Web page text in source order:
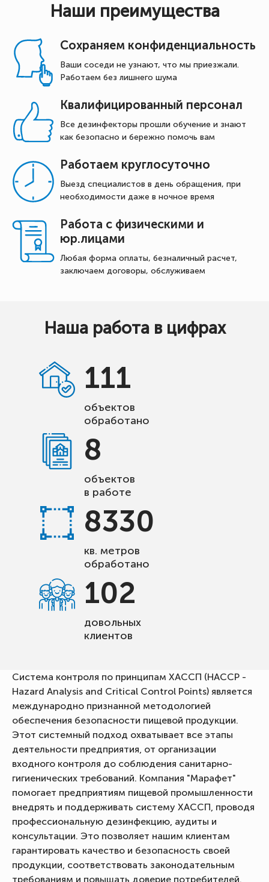
Наши преимущества
Сохраняем конфиденциальность
Ваши соседи не узнают, что мы приезжали.
Работаем без лишнего шума
Квалифицированный персонал
Все дезинфекторы прошли обучение и знают
как безопасно и бережно помочь вам
Работаем круглосуточно
Выезд специалистов в день обращения, при
необходимости даже в ночное время
Работа с физическими и
юр.лицами
Любая форма оплаты, безналичный расчет,
заключаем договоры, обслуживаем
Наша работа в цифрах
111
объектов
обработано
8
объектов
в работе
8330
кв. метров
обработано
102
довольных
клиентов
Система контроля по принципам ХАССП (HACCP -
Hazard Analysis and Critical Control Points) является
международно признанной методологией
обеспечения безопасности пищевой продукции.
Этот системный подход охватывает все этапы
деятельности предприятия, от организации
входного контроля до соблюдения санитарно-
гигиенических требований. Компания "Марафет"
помогает предприятиям пищевой промышленности
внедрять и поддерживать систему ХАССП, проводя
профессиональную дезинфекцию, аудиты и
консультации. Это позволяет нашим клиентам
гарантировать качество и безопасность своей
продукции, соответствовать законодательным
требованиям и повышать доверие потребителей.